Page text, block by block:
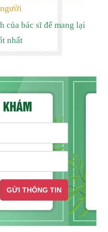
của bác sĩ để mang lại
nhất
GỬI THÔNG TIN